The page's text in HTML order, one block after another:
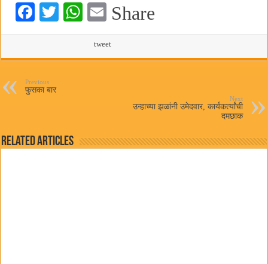
Fa T
W
ts
E
ail
Share
tweet
Previous
फुसका बार
Next
उन्हाच्या झळांनी उमेदवार, कार्यकर्त्यांची
दमछाक
Related Articles